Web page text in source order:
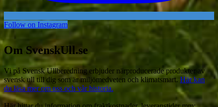
Follow on Instagram
Om SvenskUll.se
Vi på Svensk Ullberedning erbjuder närproducerade produkter av
svensk ull till dig som är miljömedveten och klimatsmart. Här kan
du läsa mer om oss och vår historia.